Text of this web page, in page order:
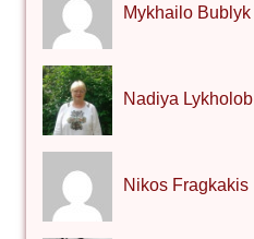
Mykhailo Bublyk
Nadiya Lykholob
Nikos Fragkakis